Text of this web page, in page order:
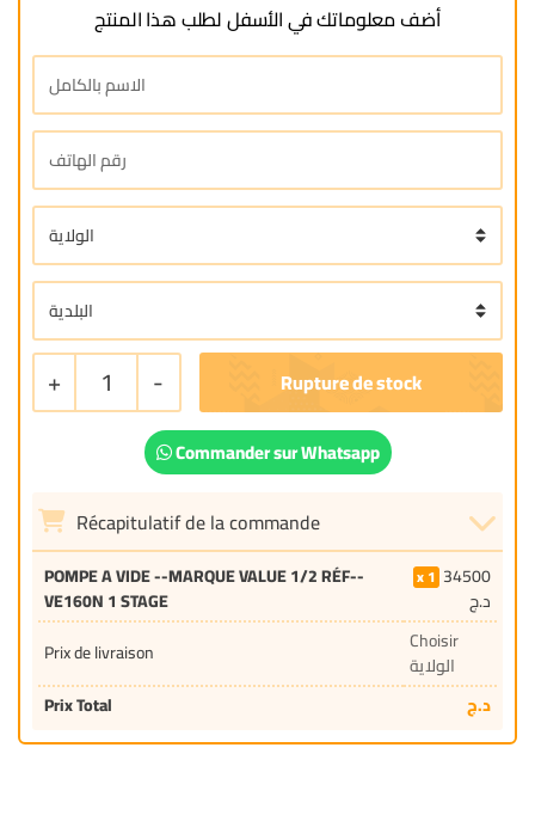
أضف معلوماتك في الأسفل لطلب هذا المنتج
+ 1 -
Commander sur Whatsapp
Récapitulatif de la commande
POMPE A VIDE --MARQUE VALUE 1/2 RÉF--
VE160N 1 STAGE
1 34500
د.ج
Prix de livraison
Choisir
الولاية
Prix Total
د.ج